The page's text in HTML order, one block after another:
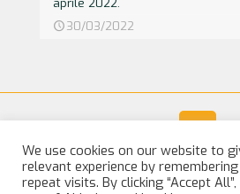
aprile 2022.
30/03/2022
© 2025 BH2M. All Rights
We use cookies on our website to
relevant experience by
repeat visits. By clicking “Accept